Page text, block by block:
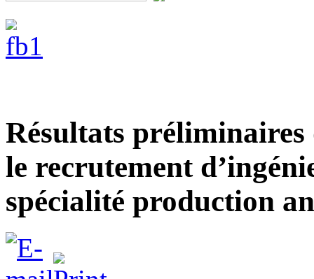
Résultats préliminaires
le recrutement
spécialité production